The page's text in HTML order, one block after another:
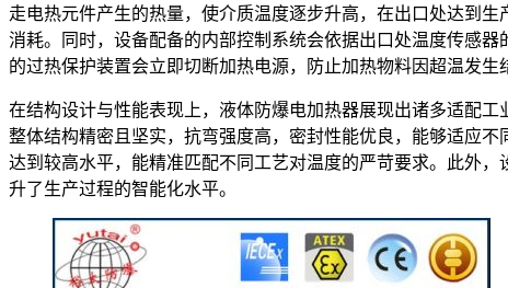
走电热元件产生的热量，使介质温度逐步升高，在出口处达到
消耗。同时，设备配备的内部控制系统会依据出口处温度传感
的过热保护装置会立即切断加热电源，防止加热物料因超温发
在结构设计与性能表现上，液体防爆电加热器展现出诸多适配
整体结构精密且坚实，抗弯强度高，密封性能优良，能够适应
达到较高水平，能精准匹配不同工艺对温度的严苛要求。此外
升了生产过程的智能化水平。